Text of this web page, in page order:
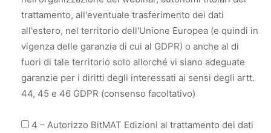
trattamento, all'eventuale trasferimento dei dati
all'estero, nel territorio dell'Unione Europea (e quindi in
vigenza delle garanzia di cui al GDPR) o anche al di
fuori di tale territorio solo allorché vi siano adeguate
garanzie per i diritti degli interessati ai sensi degli artt.
44, 45 e 46 GDPR (consenso facoltativo)
4 – Autorizzo BitMAT Edizioni al trattamento dei dati